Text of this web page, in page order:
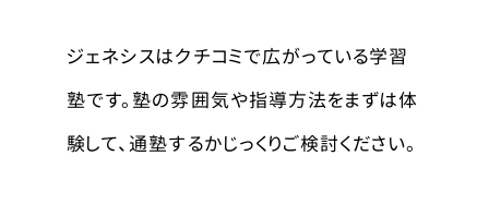
ジェネシスはクチコミで広がっている学習
塾です。塾の雰囲気や指導方法をまずは体
験して、通塾するかじっくりご検討ください。